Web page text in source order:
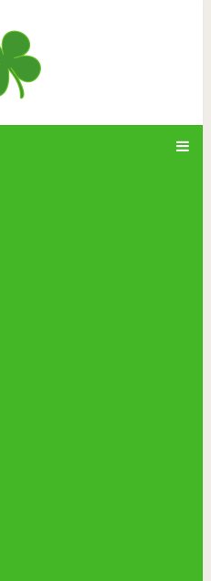
собачки отказался